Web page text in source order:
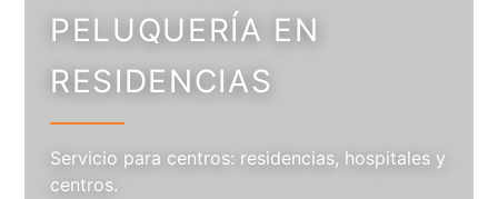
PELUQUERÍA EN
RESIDENCIAS
Servicio para centros: residencias, hospitales y
centros.